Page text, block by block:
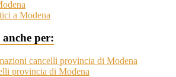
a Modena
per:
cancelli provincia di Modena
provincia di Modena